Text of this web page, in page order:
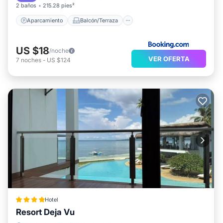
2 baños 215.28 pies²
Aparcamiento Balcón/Terraza
US $18/noche
7 noches - US $124 VER OFERTA
Hotel
Resort Deja Vu